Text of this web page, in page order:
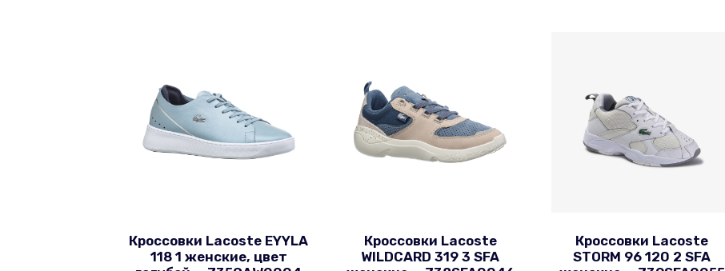
Кроссовки Lacoste EYYLA
118 1 женские, цвет
Кроссовки Lacoste
WILDCARD 319 3 SFA
Кроссовки Lacoste
STORM 96 120 2 SFA